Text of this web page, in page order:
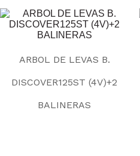
ARBOL DE LEVAS B.
DISCOVER125ST (4V)+2
BALINERAS